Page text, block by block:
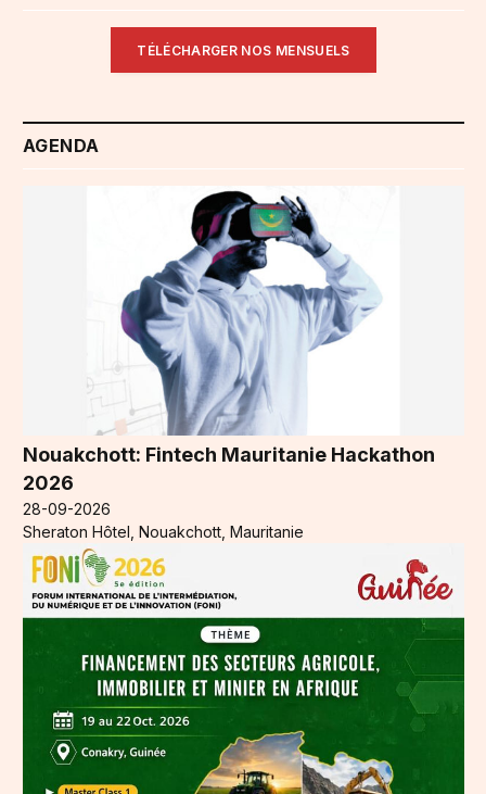
TÉLÉCHARGER NOS MENSUELS
AGENDA
Nouakchott: Fintech Mauritanie Hackathon
2026
28-09-2026
Sheraton Hôtel, Nouakchott, Mauritanie